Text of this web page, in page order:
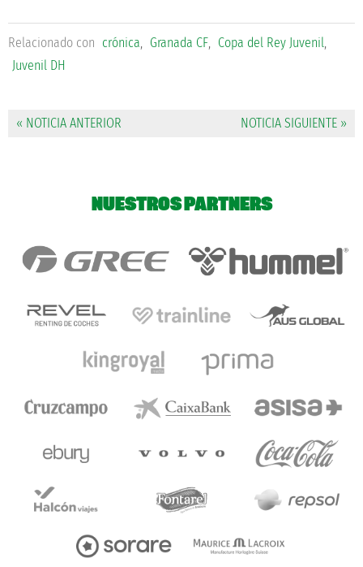
Relacionado con crónica, Granada CF, Copa del Rey Juvenil,
Juvenil DH
« NOTICIA ANTERIOR NOTICIA SIGUIENTE »
NUESTROS PARTNERS